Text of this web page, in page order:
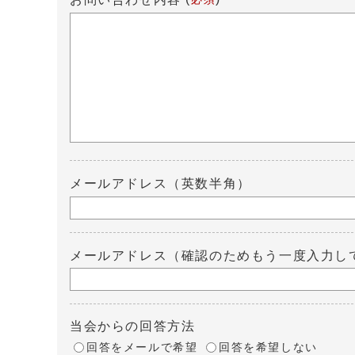
メールアドレス（英数半角）
メールアドレス（確認のためもう一度入力し
当会からの回答方法
回答をメールで希望 回答を希望しない